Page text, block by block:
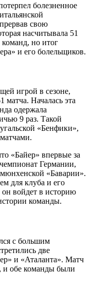
болезненное
свою
насчитывала 51
но итог
и его болельщиков.
игрой в сезоне,
матча. Началась эта
одержала
9 раз. Такой
«Бенфики»,
«Байер» впервые за
Германии,
«Баварии».
для клуба и его
войдет в историю
команды.
с большим
две
и «Аталанта». Матч
и обе команды были